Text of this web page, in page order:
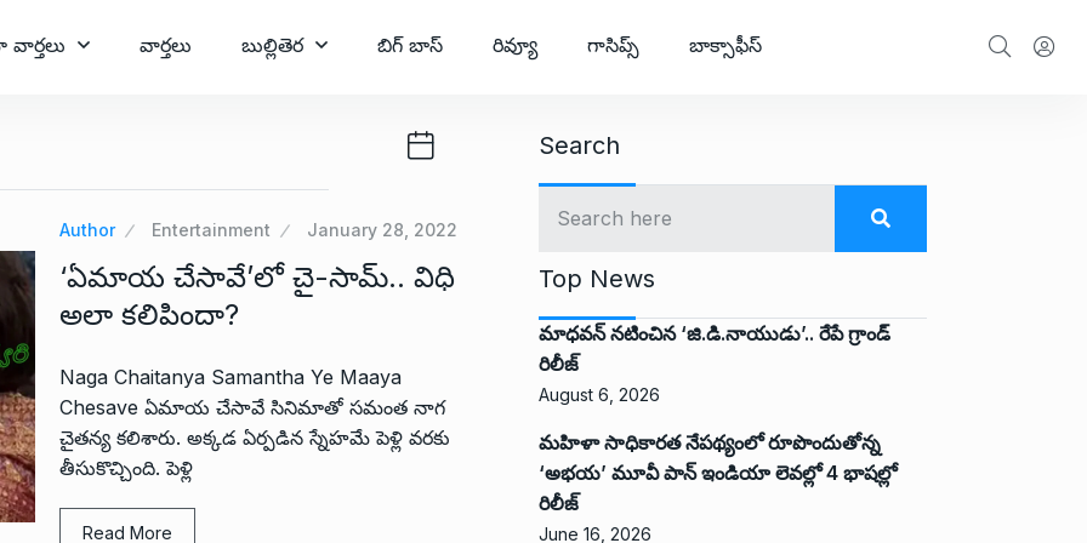
వార్తలు బుల్లితెర బిగ్ బాస్ రివ్యూ గాసిప్స్ బాక్సాఫీస్
Author Entertainment January 28, 2022
‘ఏమాయ చేసావే’లో చై-సామ్.. విధి
అలా కలిపిందా?
Naga Chaitanya Samantha Ye Maaya
Chesave ఏమాయ చేసావే సినిమాతో సమంత నాగ
చైతన్య కలిశారు. అక్కడ ఏర్పడిన స్నేహమే పెళ్లి వరకు
తీసుకొచ్చింది. పెళ్లి
Read More
Search
Top News
మాధవన్ నటించిన ‘జి.డి.నాయుడు’.. రేపే గ్రాండ్
రిలీజ్
August 6, 2026
మహిళా సాధికారత నేపథ్యంలో రూపొందుతోన్న
‘అభ‌య‌’ మూవీ పాన్ ఇండియా లెవ‌ల్లో 4 భాష‌ల్లో
రిలీజ్
June 16, 2026